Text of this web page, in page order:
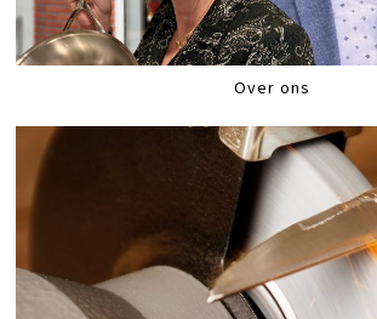
Over ons